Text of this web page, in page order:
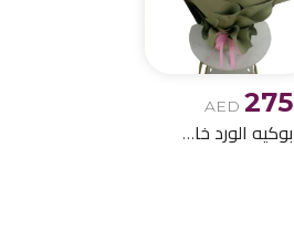
AED 275
بوكيه الورد خاص اصطناعي